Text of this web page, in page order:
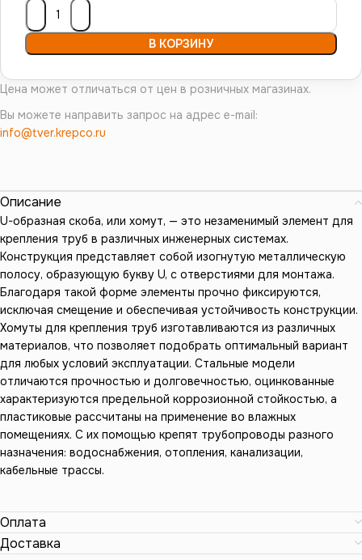
В КОРЗИНУ
Цена может отличаться от цен в розничных магазинах.
Вы можете направить запрос на адрес e-mail:
info@tver.krepco.ru
Описание
U-образная скоба, или хомут, — это незаменимый элемент для
крепления труб в различных инженерных системах.
Конструкция представляет собой изогнутую металлическую
полосу, образующую букву U, с отверстиями для монтажа.
Благодаря такой форме элементы прочно фиксируются,
исключая смещение и обеспечивая устойчивость конструкции.
Хомуты для крепления труб изготавливаются из различных
материалов, что позволяет подобрать оптимальный вариант
для любых условий эксплуатации. Стальные модели
отличаются прочностью и долговечностью, оцинкованные
характеризуются предельной коррозионной стойкостью, а
пластиковые рассчитаны на применение во влажных
помещениях. С их помощью крепят трубопроводы разного
назначения: водоснабжения, отопления, канализации,
кабельные трассы.
Оплата
Доставка